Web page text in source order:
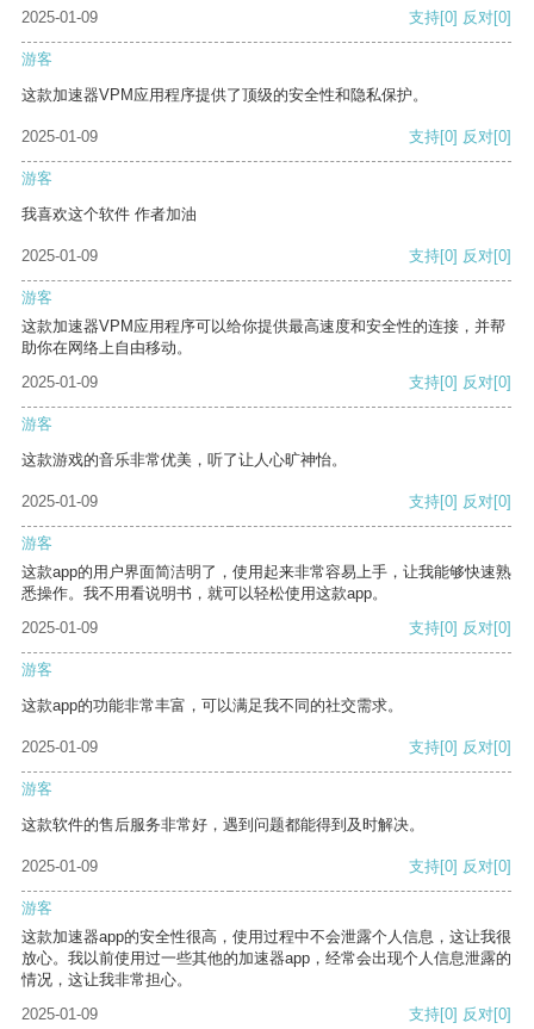
2025-01-09 支持[0] 反对[0]
游客
这款加速器VPM应用程序提供了顶级的安全性和隐私保护。
2025-01-09 支持[0] 反对[0]
游客
我喜欢这个软件 作者加油
2025-01-09 支持[0] 反对[0]
游客
这款加速器VPM应用程序可以给你提供最高速度和安全性的连接，并帮
助你在网络上自由移动。
2025-01-09
支持[0] 反对[0]
游客
这款游戏的音乐非常优美，听了让人心旷神怡。
2025-01-09 支持[0] 反对[0]
游客
这款app的用户界面简洁明了，使用起来非常容易上手，让我能够快速熟
悉操作。我不用看说明书，就可以轻松使用这款app。
2025-01-09
支持[0] 反对[0]
游客
这款app的功能非常丰富，可以满足我不同的社交需求。
2025-01-09 支持[0] 反对[0]
游客
这款软件的售后服务非常好，遇到问题都能得到及时解决。
2025-01-09 支持[0] 反对[0]
游客
这款加速器app的安全性很高，使用过程中不会泄露个人信息，这让我很
放心。我以前使用过一些其他的加速器app，经常会出现个人信息泄露的
情况，这让我非常担心。
2025-01-09
支持[0] 反对[0]